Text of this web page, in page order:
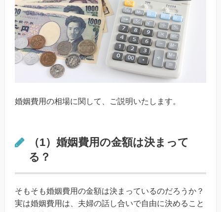
婚姻費用の相場に関して、ご説明いたします。
（1）婚姻費用の金額は決まって
る？
そもそも婚姻費用の金額は決まっているのだろうか？
実は婚姻費用は、夫婦の話し合いで自由に決めること